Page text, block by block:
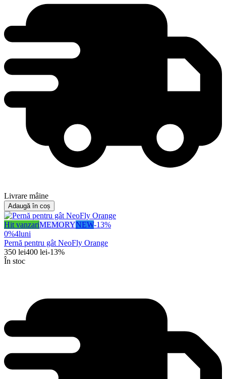
Livrare mâine
Adaugă în coș
Hit vanzariMEMORYNEW-13%
0%4luni
Pernă pentru gât NeoFly Orange
350 lei400 lei-13%
În stoc